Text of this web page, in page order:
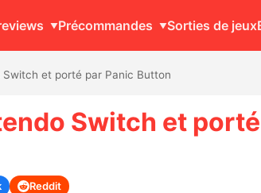
Précommandes Sorties de jeux
et porté par Panic Button
Switch et
Reddit